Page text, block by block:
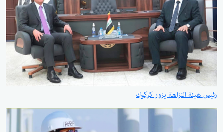
رئيس هيئة النزاهة يزور كركوك